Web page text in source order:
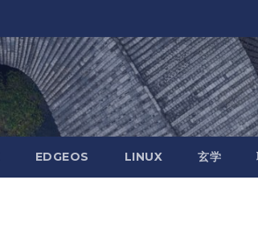
EDGEOS LINUX 玄学